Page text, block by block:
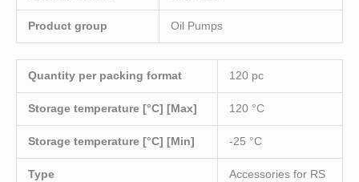
Product group Oil Pumps
Quantity per packing format 120 pc
Storage temperature [°C] [Max] 120 °C
Storage temperature [°C] [Min] -25 °C
Type Accessories for RS